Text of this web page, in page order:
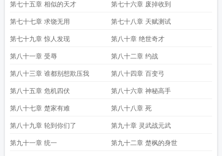
第七十五章 相似的天才 第七十六章 废掉收到
第七十七章 求饶无用 第七十八章 天赋测试
第七十九章 惊人发现 第八十章 绝世奇才
第八十一章 受辱 第八十二章 约战
第八十三章 谁都别想欺压我 第八十四章 百变弓
第八十五章 危机四伏 第八十六章 神秘高手
第八十七章 楚家有难 第八十八章 死
第八十九章 轮到你们了 第九十章 灵武战元武
第九十一章 统一 第九十二章 楚枫的身世